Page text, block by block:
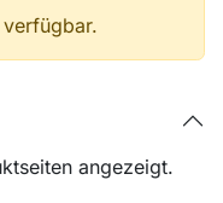
angezeigt.